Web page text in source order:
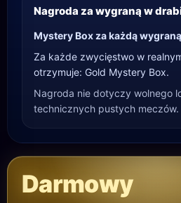
Nagroda za wygraną w
Mystery Box za każdą
Za każde zwycięstwo w
otrzymuje: Gold Mystery Box.
Nagroda nie dotyczy wolnego
technicznych pustych meczów.
Darmowy